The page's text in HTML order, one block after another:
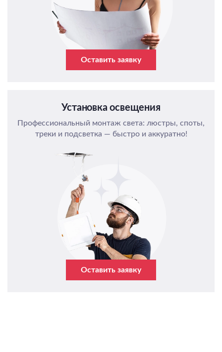
Оставить заявку
Установка освещения
Профессиональный монтаж света: люстры, споты,
треки и подсветка — быстро и аккуратно!
Оставить заявку